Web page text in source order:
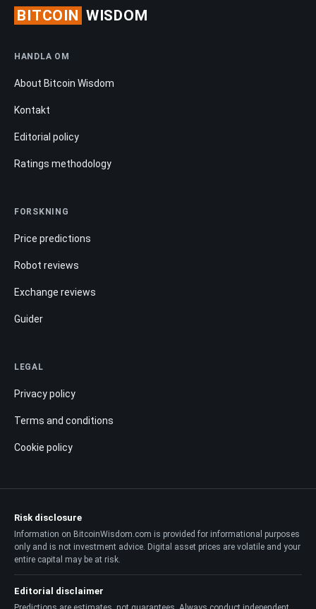
BITCOIN WISDOM
HANDLA OM
About Bitcoin Wisdom
Kontakt
Editorial policy
Ratings methodology
FORSKNING
Price predictions
Robot reviews
Exchange reviews
Guider
LEGAL
Privacy policy
Terms and conditions
Cookie policy
Risk disclosure
Information on BitcoinWisdom.com is provided for informational purposes
only and is not investment advice. Digital asset prices are volatile and your
entire capital may be at risk.
Editorial disclaimer